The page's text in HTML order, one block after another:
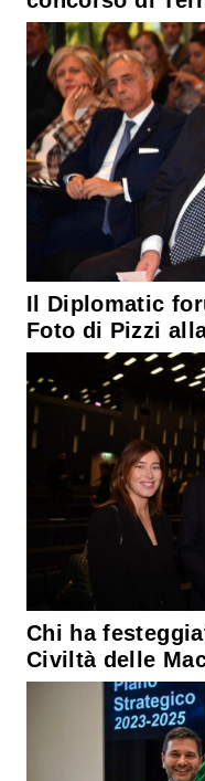
Il Diplomatic
Foto di Pizzi
Chi ha
Civiltà delle